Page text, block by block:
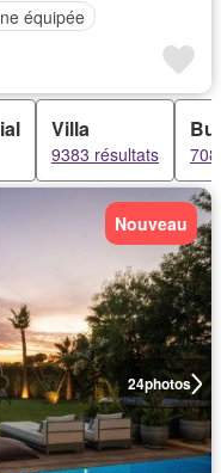
équipée
Villa
9383 résultats
24photos
Nouveau